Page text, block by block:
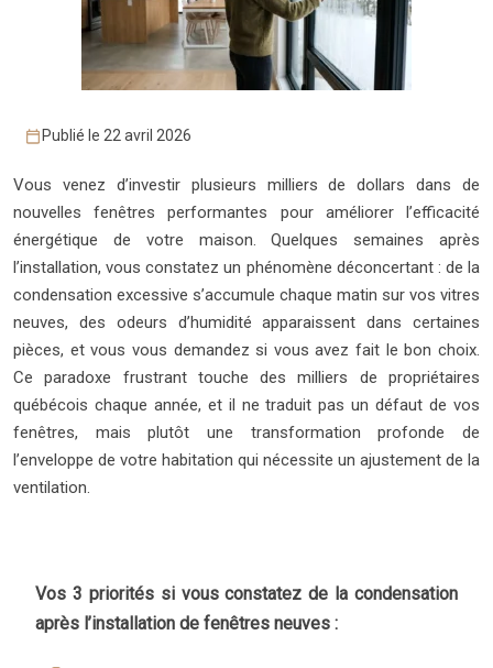
Publié le 22 avril 2026
Vous venez d’investir plusieurs milliers de dollars dans de
nouvelles fenêtres performantes pour améliorer l’efficacité
énergétique de votre maison. Quelques semaines après
l’installation, vous constatez un phénomène déconcertant : de la
condensation excessive s’accumule chaque matin sur vos vitres
neuves, des odeurs d’humidité apparaissent dans certaines
pièces, et vous vous demandez si vous avez fait le bon choix.
Ce paradoxe frustrant touche des milliers de propriétaires
québécois chaque année, et il ne traduit pas un défaut de vos
fenêtres, mais plutôt une transformation profonde de
l’enveloppe de votre habitation qui nécessite un ajustement de la
ventilation.
Vos 3 priorités si vous constatez de la condensation
après l’installation de fenêtres neuves :